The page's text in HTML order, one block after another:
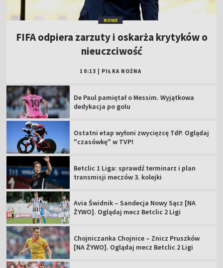
NOWE
FIFA odpiera zarzuty i oskarża krytyków o
nieuczciwość
10:13 PIŁKA NOŻNA
De Paul pamiętał o Messim. Wyjątkowa
dedykacja po golu
Ostatni etap wyłoni zwycięzcę TdP. Oglądaj
"czasówkę" w TVP!
Betclic 1 Liga: sprawdź terminarz i plan
transmisji meczów 3. kolejki
Avia Świdnik – Sandecja Nowy Sącz [NA
ŻYWO]. Oglądaj mecz Betclic 2 Ligi
Chojniczanka Chojnice – Znicz Pruszków
[NA ŻYWO]. Oglądaj mecz Betclic 2 Ligi